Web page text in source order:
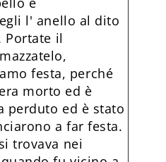
l' anello al dito
Portate il
festa, perché
morto ed è
perduto ed è stato
a far festa.
trovava nei